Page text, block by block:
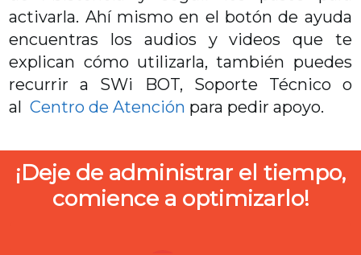
activarla. Ahí mismo en el botón de ayuda
encuentras los audios y videos que te
explican cómo utilizarla, también puedes
recurrir a SWi BOT, Soporte Técnico o
alCentro de Atención para pedir apoyo.
¡Deje de administrar el tiempo,
comience a optimizarlo!